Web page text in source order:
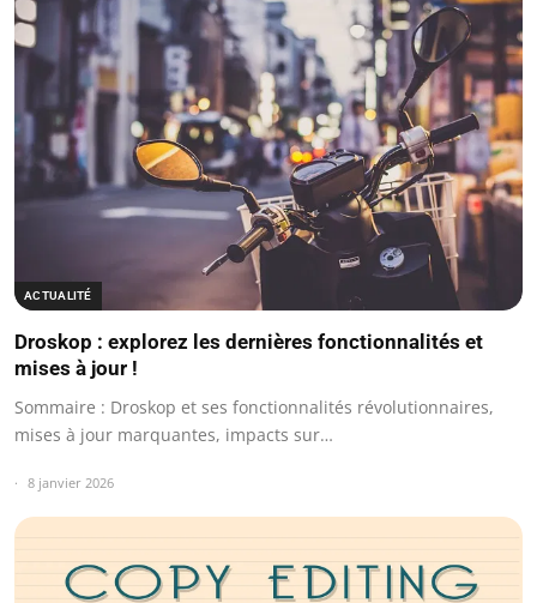
ACTUALITÉ
Droskop : explorez les dernières fonctionnalités et
mises à jour !
Sommaire : Droskop et ses fonctionnalités révolutionnaires,
mises à jour marquantes, impacts sur…
8 janvier 2026